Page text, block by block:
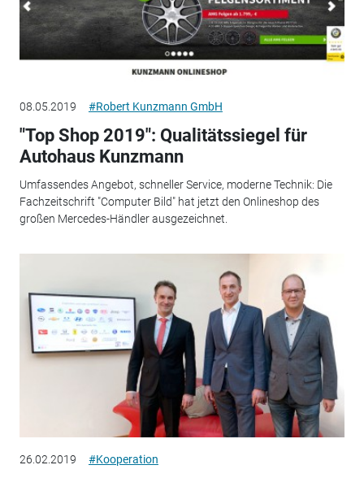
08.05.2019 #Robert Kunzmann GmbH
"Top Shop 2019": Qualitätssiegel für
Autohaus Kunzmann
Umfassendes Angebot, schneller Service, moderne Technik: Die
Fachzeitschrift "Computer Bild" hat jetzt den Onlineshop des
großen Mercedes-Händler ausgezeichnet.
26.02.2019 #Kooperation